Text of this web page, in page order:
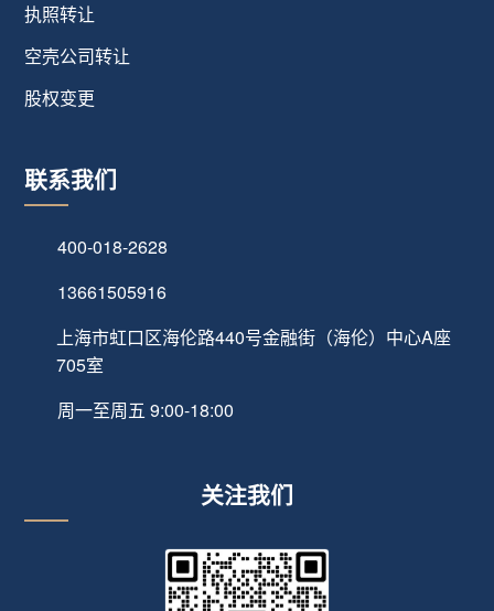
执照转让
空壳公司转让
股权变更
联系我们
400-018-2628
13661505916
上海市虹口区海伦路440号金融街（海伦）中心A座
705室
周一至周五 9:00-18:00
关注我们